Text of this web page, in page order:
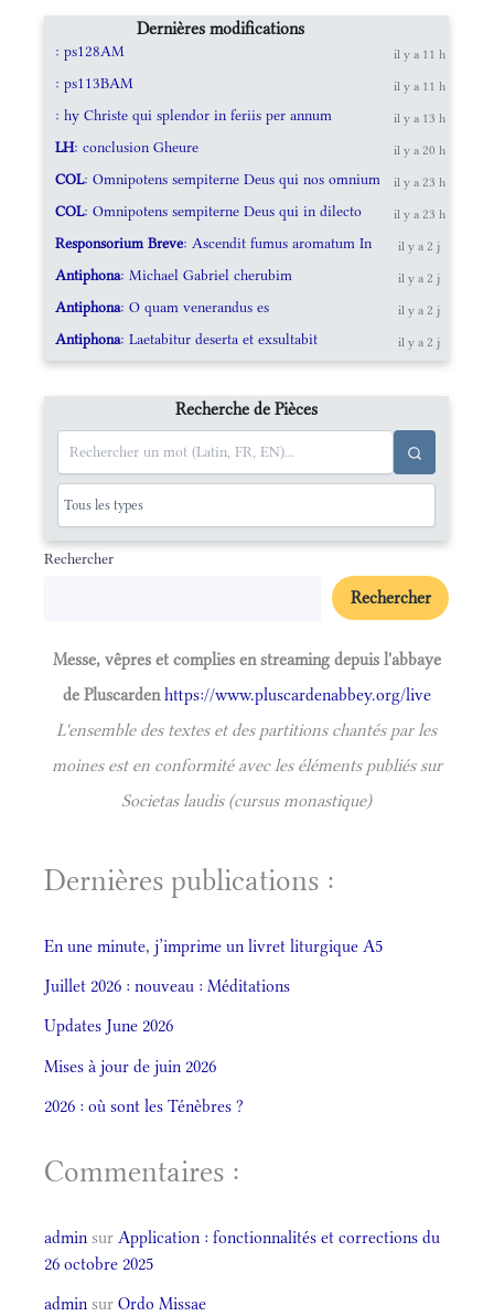
Dernières modifications
: ps128AM il y a 11 h
: ps113BAM il y a 11 h
: hy Christe qui splendor in feriis per annum il y a 13 h
LH: conclusion Gheure il y a 20 h
COL: Omnipotens sempiterne Deus qui nos omnium il y a 23 h
COL: Omnipotens sempiterne Deus qui in dilecto il y a 23 h
Responsorium Breve: Ascendit fumus aromatum In il y a 2 j
Antiphona: Michael Gabriel cherubim il y a 2 j
Antiphona: O quam venerandus es il y a 2 j
Antiphona: Laetabitur deserta et exsultabit il y a 2 j
Recherche de Pièces
Rechercher
Rechercher
Messe, vêpres et complies en streaming depuis l'abbaye
de Pluscardenhttps://www.pluscardenabbey.org/live
L'ensemble des textes et des partitions chantés par les
moines est en conformité avec les éléments publiés sur
Societas laudis (cursus monastique)
Dernières publications :
En une minute, j’imprime un livret liturgique A5
Juillet 2026 : nouveau : Méditations
Updates June 2026
Mises à jour de juin 2026
2026 : où sont les Ténèbres ?
Commentaires :
admin sur Application : fonctionnalités et corrections du
26 octobre 2025
admin sur Ordo Missae